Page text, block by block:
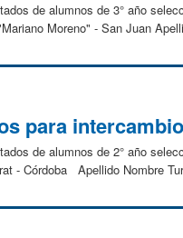
de alumnos de 3° año
Moreno" - San Juan
para
de alumnos de 2° año
- Córdoba Apellido Nombre